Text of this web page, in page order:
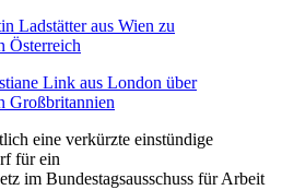
Ladstätter aus Wien zu
Österreich
Link aus London über
Großbritannien
eine verkürzte einstündige
für ein
im Bundestagsausschuss für Arbeit